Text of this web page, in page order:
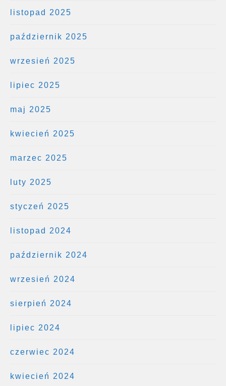
listopad 2025
październik 2025
wrzesień 2025
lipiec 2025
maj 2025
kwiecień 2025
marzec 2025
luty 2025
styczeń 2025
listopad 2024
październik 2024
wrzesień 2024
sierpień 2024
lipiec 2024
czerwiec 2024
kwiecień 2024